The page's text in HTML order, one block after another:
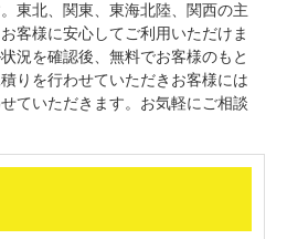
東北、関東、東海北陸、関西の主
客様に安心してご利用いただけま
況を確認後、無料でお客様のもと
りを行わせていただきお客様には
ていただきます。お気軽にご相談